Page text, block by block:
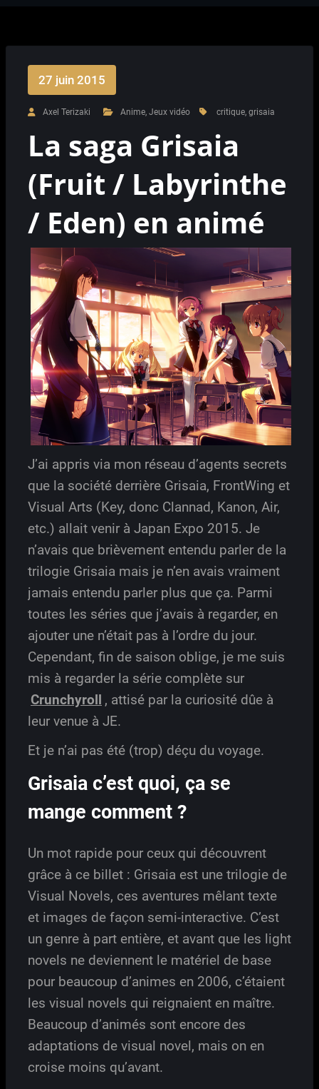
27 juin 2015
Axel Terizaki Anime, Jeux vidéo critique, grisaia
La saga Grisaia
(Fruit / Labyrinthe
/ Eden) en animé
J’ai appris via mon réseau d’agents secrets
que la société derrière Grisaia, FrontWing et
Visual Arts (Key, donc Clannad, Kanon, Air,
etc.) allait venir à Japan Expo 2015. Je
n’avais que brièvement entendu parler de la
trilogie Grisaia mais je n’en avais vraiment
jamais entendu parler plus que ça. Parmi
toutes les séries que j’avais à regarder, en
ajouter une n’était pas à l’ordre du jour.
Cependant, fin de saison oblige, je me suis
mis à regarder la série complète sur
Crunchyroll , attisé par la curiosité dûe à
leur venue à JE.
Et je n’ai pas été (trop) déçu du voyage.
Grisaia c’est quoi, ça se
mange comment ?
Un mot rapide pour ceux qui découvrent
grâce à ce billet : Grisaia est une trilogie de
Visual Novels, ces aventures mêlant texte
et images de façon semi-interactive. C’est
un genre à part entière, et avant que les light
novels ne deviennent le matériel de base
pour beaucoup d’animes en 2006, c’étaient
les visual novels qui reignaient en maître.
Beaucoup d’animés sont encore des
adaptations de visual novel, mais on en
croise moins qu’avant.